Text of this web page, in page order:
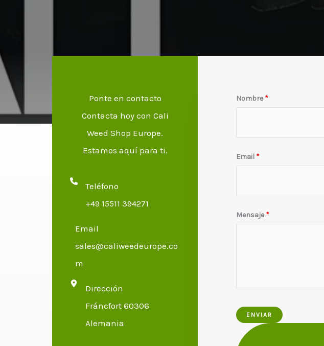
Ponte en contacto
Contacta hoy con Cali
Weed Shop Europe.
Estamos aquí para ti.
Teléfono
+49 15511 394271
Email
sales@caliweedeurope.co
m
Dirección
Fráncfort 60306
Alemania
Nombre
Email
Mensaje
ENVIAR